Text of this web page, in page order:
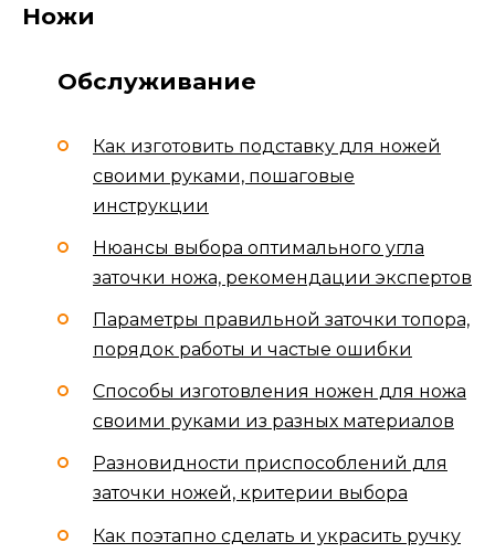
Ножи
Обслуживание
Как изготовить подставку для ножей
своими руками, пошаговые
инструкции
Нюансы выбора оптимального угла
заточки ножа, рекомендации экспертов
Параметры правильной заточки топора,
порядок работы и частые ошибки
Способы изготовления ножен для ножа
своими руками из разных материалов
Разновидности приспособлений для
заточки ножей, критерии выбора
Как поэтапно сделать и украсить ручку